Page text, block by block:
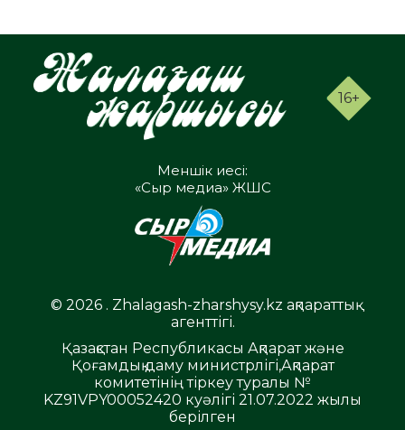
16+
Меншік иесі:
«Сыр медиа» ЖШС
© 2026 . Zhalagash-zharshysy.kz ақпараттық
агенттігі.
Қазақстан Республикасы Ақпарат және
Қоғамдық даму министрлігі,Ақпарат
комитетінің тіркеу туралы №
KZ91VPY00052420 куәлігі 21.07.2022 жылы
берілген